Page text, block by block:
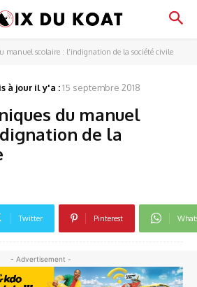
manuel scolaire : l’indignation de la société civile
à jour il y'a :15 septembre 2018
du manuel
de la
Twitter Pinterest
- Advertisement -